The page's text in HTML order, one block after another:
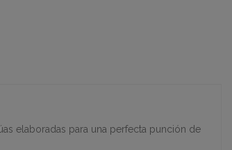
elaboradas para una perfecta punción de